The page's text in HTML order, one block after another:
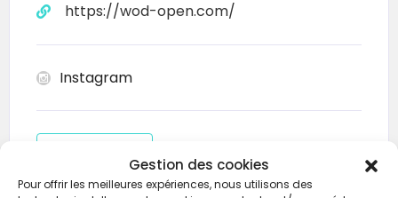
Gestion des cookies
Pour offrir les meilleures expériences, nous utilisons des
https://wod-open.com/
Instagram